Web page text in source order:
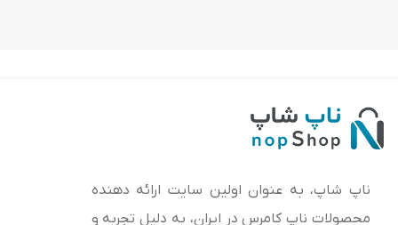
ناپ شاپ، به عنوان اولین سایت ارائه‌ دهنده
محصولات ناپ کامرس در ایران، به دلیل تجربه و